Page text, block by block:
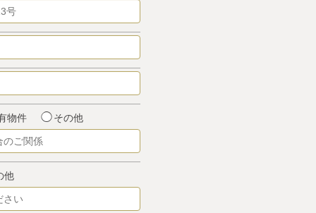
物件 その他
他